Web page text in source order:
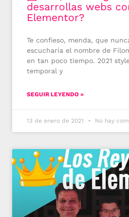
desarrollas webs
Elementor?
Te confieso, menda, que
escucharía el nombre de
en tan poco tiempo. 2021
temporal y
SEGUIR LEYENDO »
13 de enero de 2021 No hay